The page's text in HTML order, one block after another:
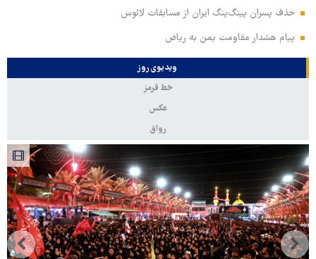
حذف پسران پینگ‌پنگ ایران از مسابقات لائوس
پیام هشدار مقاومت یمن به ریاض
ویدیوی روز
خط قرمز
عکس
رواق